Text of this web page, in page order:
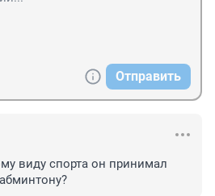
Отправить
виду спорта он принимал